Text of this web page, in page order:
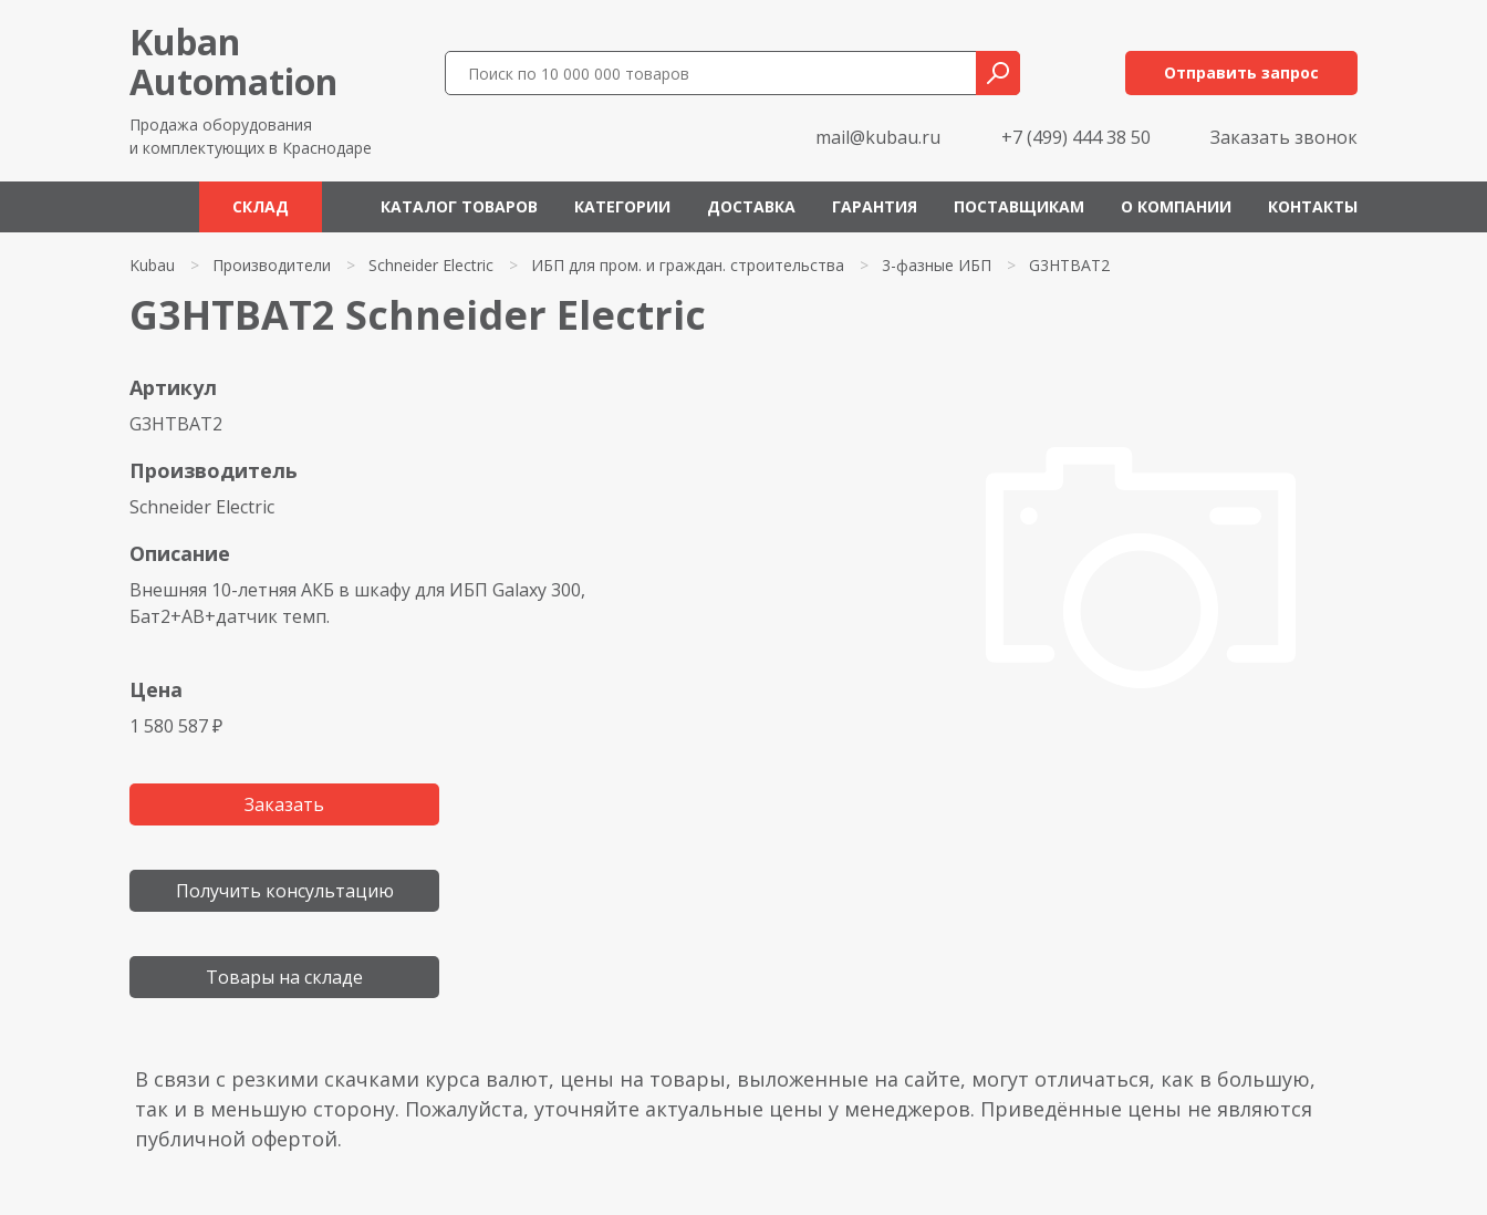
Kuban
Automation
Продажа оборудования
и комплектующих в Краснодаре
Отправить запрос
mail@kubau.ru +7 (499) 444 38 50 Заказать звонок
СКЛАД КАТАЛОГ ТОВАРОВ КАТЕГОРИИ ДОСТАВКА ГАРАНТИЯ ПОСТАВЩИКАМ О КОМПАНИИ КОНТАКТЫ
Kubau > Производители > Schneider Electric > ИБП для пром. и граждан. строительства > 3-фазные ИБП > G3HTBAT2
G3HTBAT2 Schneider Electric
Артикул
G3HTBAT2
Производитель
Schneider Electric
Описание
Внешняя 10-летняя АКБ в шкафу для ИБП Galaxy 300,
Бат2+АВ+датчик темп.
Цена
1 580 587 ₽
Заказать
Получить консультацию
Товары на складе
В связи с резкими скачками курса валют, цены на товары, выложенные на сайте, могут отличаться, как в большую,
так и в меньшую сторону. Пожалуйста, уточняйте актуальные цены у менеджеров. Приведённые цены не являются
публичной офертой.